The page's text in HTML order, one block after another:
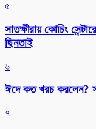
৫
সাতক্ষীরায় কোচিং
ছিনতাই
৬
ঈদে কত খরচ করলেন?
৭